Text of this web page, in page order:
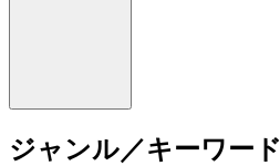
ジャンル／キーワード